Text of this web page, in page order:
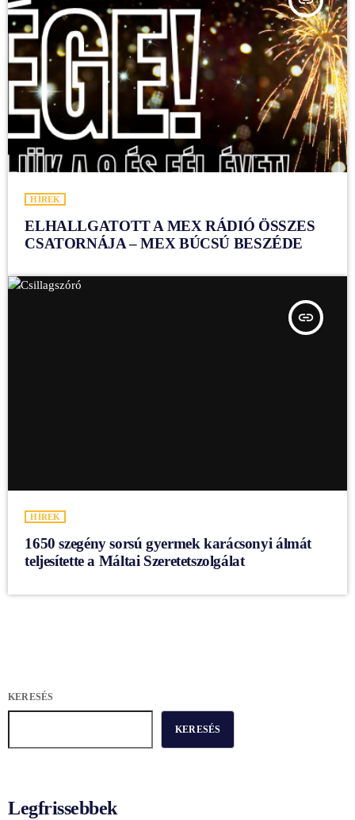
HÍREK
ELHALLGATOTT A MEX RÁDIÓ ÖSSZES
CSATORNÁJA – MEX BÚCSÚ BESZÉDE
insert_link
HÍREK
1650 szegény sorsú gyermek karácsonyi álmát
teljesítette a Máltai Szeretetszolgálat
KERESÉS
KERESÉS
Legfrissebbek